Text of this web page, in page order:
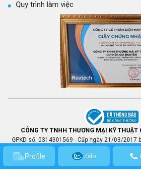
Quy trình làm việc
CÔNG TY TNHH THƯƠNG MẠI KỸ THUẬT
GPKD số: 0314301569 - Cấp ngày 21/03/2017
TP.HCM.
Profile Zalo